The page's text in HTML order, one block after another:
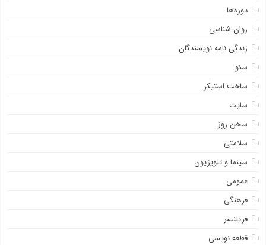
دوره‌ها
روان شناسی
زندگی نامه نویسندگان
سئو
ساخت استیکر
سایت
سخن روز
سلامتی
سینما و تلویزیون
عمومی
فرهنگی
فریلنسر
قطعه نویسی